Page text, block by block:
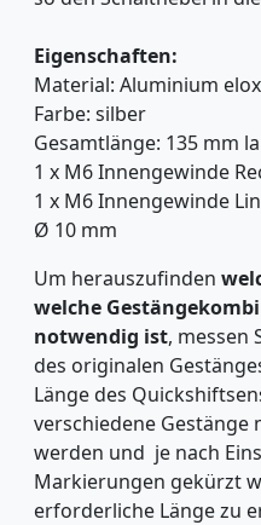
Eigenschaften:
Material: Aluminium
Farbe: silber
Gesamtlänge: 135 mm
1 x M6 Innengewinde
1 x M6 Innengewinde
Ø 10 mm
Um herauszufinden
welche
notwendig ist, messen
des originalen
Länge des
verschiedene
werden und je nach
Markierungen gekürzt
erforderliche Länge zu